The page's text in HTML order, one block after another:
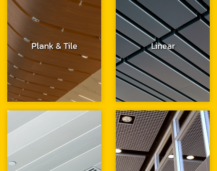
Plank & Tile Linear